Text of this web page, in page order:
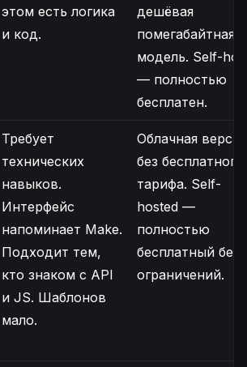
этом есть логика
и код.
дешёвая
помегабайтная
модель. Self-
— полностью
бесплатен.
Требует
технических
навыков.
Интерфейс
напоминает Make.
Подходит тем,
кто знаком с API
и JS. Шаблонов
мало.
Облачная версия
без бесплатного
тарифа. Self-
hosted —
полностью
бесплатный без
ограничений.